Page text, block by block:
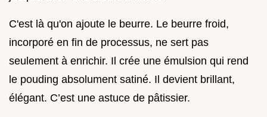
C'est là qu'on ajoute le beurre. Le beurre froid,
incorporé en fin de processus, ne sert pas
seulement à enrichir. Il crée une émulsion qui rend
le pouding absolument satiné. Il devient brillant,
élégant. C’est une astuce de pâtissier.